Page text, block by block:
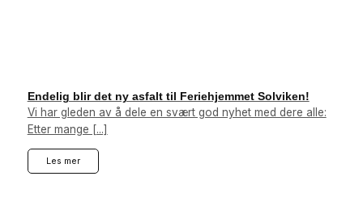
Endelig blir det ny asfalt til Feriehjemmet Solviken!
Vi har gleden av å dele en svært god nyhet med dere alle:
Etter mange [...]
Les mer